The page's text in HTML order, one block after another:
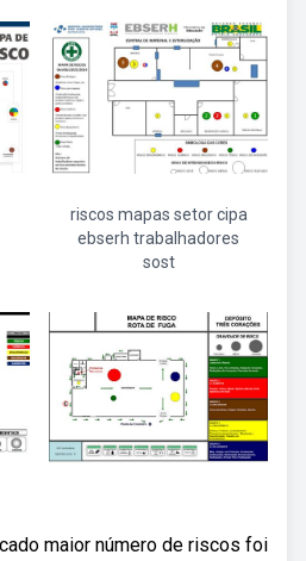
riscos mapas setor cipa
ebserh trabalhadores
sost
maior número de riscos foi